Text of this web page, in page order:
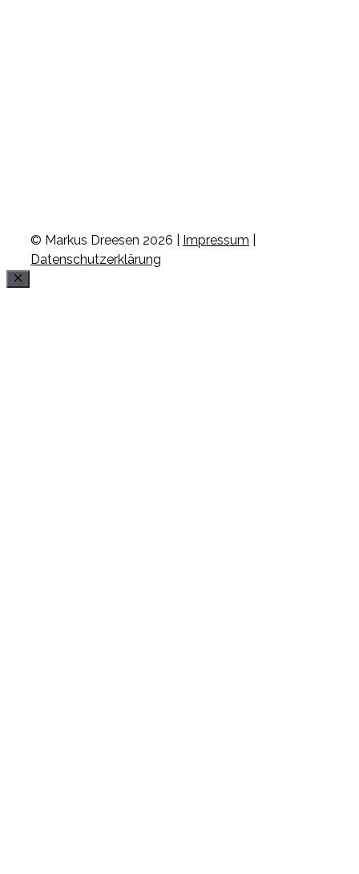
© Markus Dreesen 2026 | Impressum
Datenschutzerklärung
Schließen